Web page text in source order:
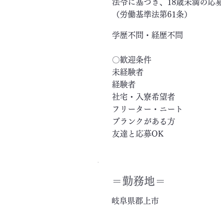
法令に基づき、18歳未満の応
（労働基準法第61条）
学歴不問・経歴不問
〇歓迎条件
未経験者
経験者
社宅・入寮希望者
フリーター・ニート
ブランクがある方
友達と応募OK
＝​勤務地＝
岐阜県郡上市